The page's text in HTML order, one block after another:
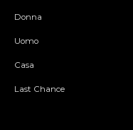
Donna
Uomo
Casa
Last Chance